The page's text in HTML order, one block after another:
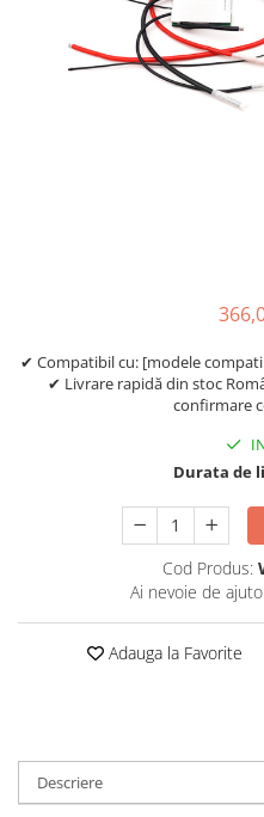
https://
✔ Compatibil cu: [modele
✔ Livrare rapidă din stoc
confirmare
Durata de
Cod Produs:
Ai nevoie de
Adauga la Favorite
Descriere